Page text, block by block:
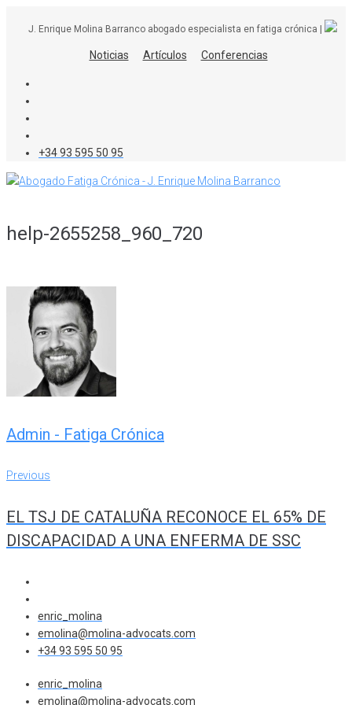
J. Enrique Molina Barranco abogado especialista en fatiga crónica |
Noticias Artículos Conferencias
+34 93 595 50 95
help-2655258_960_720
Admin - Fatiga Crónica
Navegación
entradas
Previous
Previous
EL TSJ DE CATALUÑA RECONOCE EL 65% DE
DISCAPACIDAD A UNA ENFERMA DE SSC
enric_molina
emolina@molina-advocats.com
+34 93 595 50 95
enric_molina
emolina@molina-advocats.com